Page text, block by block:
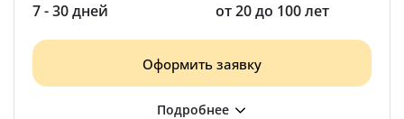
7 - 30 дней от 20 до 100 лет
Оформить заявку